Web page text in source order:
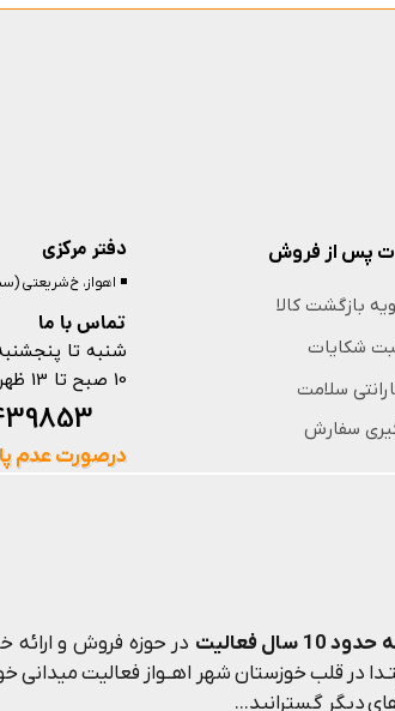
10 سال فعالیت
در حوزه فروش و ارائه
در قلب خوزستان شهر اهــواز فعالیت میدانی
دیگر گسترانید...
دفتر مرکزی
تماس با ما
◾️ اهواز، خ شریعتی
شنبه تا
10 صبح تا 13 ظهر و 18 عصر تا 21 شب
درصورت عدم
پس از فروش
بازگشت کالا
شکایات
سلامت
سفارش